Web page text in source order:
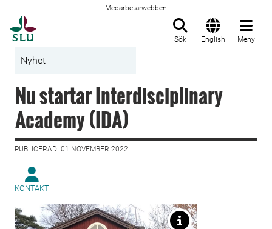
Medarbetarwebben
Sök English Meny
Nyhet
Nu startar Interdisciplinary
Academy (IDA)
PUBLICERAD: 01 NOVEMBER 2022
KONTAKT